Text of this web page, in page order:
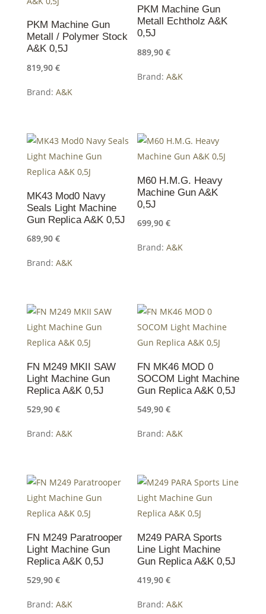
Varianten
auf.
Die
Optionen
können
werden
PKM Machine Gun
Metall / Polymer Stock
A&K 0,5J
819,90 €
Brand: A&K
PKM Machine Gun
Metall Echtholz A&K
0,5J
889,90€
Brand:A&K
MK43 Mod0 Navy
Seals Light Machine
Gun Replica A&K 0,5J
689,90 €
Brand: A&K
M60 H.M.G. Heavy
Machine Gun A&K
0,5J
699,90€
Brand:A&K
FN M249 MKII SAW
Light Machine Gun
Replica A&K 0,5J
529,90 €
Brand: A&K
FN MK46 MOD 0
SOCOM Light Machine
Gun Replica A&K 0,5J
549,90€
Brand:A&K
FN M249 Paratrooper
Light Machine Gun
Replica A&K 0,5J
529,90 €
Brand: A&K
M249 PARA Sports
Line Light Machine
Gun Replica A&K 0,5J
419,90€
Brand:A&K